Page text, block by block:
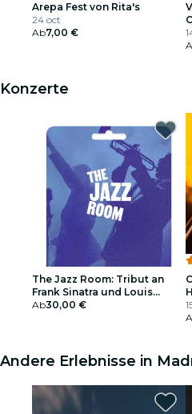
Arepa Fest von Rita's
24 oct
Ab7,00 €
Konzerte
The Jazz Room: Tribut an
Frank Sinatra und Louis
Armstrong -
Ab30,00 €
Andere Erlebnisse in